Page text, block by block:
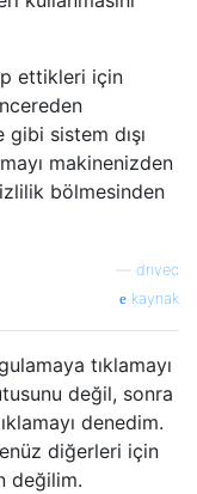
ettikleri için
gibi sistem dışı
makinenizden
bölmesinden
drivec
kaynak
tıklamayı
değil, sonra
denedim.
diğerleri için
değilim.